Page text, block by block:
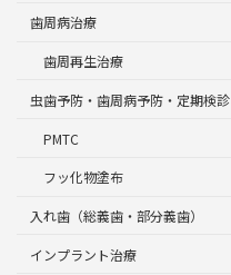
歯周病治療
歯周再生治療
虫歯予防・歯周病予防・定期検診
PMTC
フッ化物塗布
入れ歯（総義歯・部分義歯）
インプラント治療